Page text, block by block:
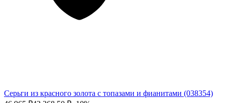
Серьги из красного золота с топазами и фианитами (038354)